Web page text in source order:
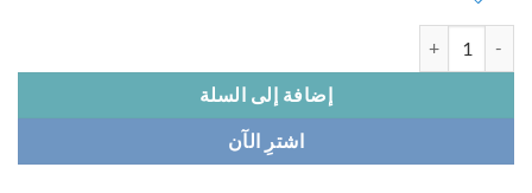
إضافة إلى السلة
اشترِ الآن